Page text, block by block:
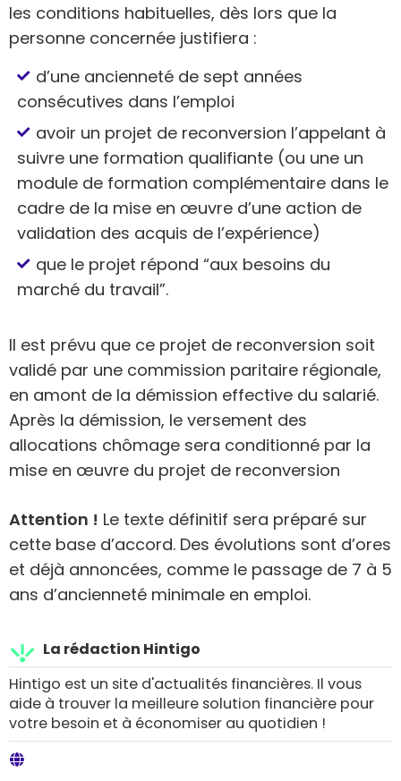
les conditions habituelles, dès lors que la
personne concernée justifiera :
d’une ancienneté de sept années
consécutives dans l’emploi
avoir un projet de reconversion l’appelant à
suivre une formation qualifiante (ou une un
module de formation complémentaire dans le
cadre de la mise en œuvre d’une action de
validation des acquis de l’expérience)
que le projet répond “aux besoins du
marché du travail”.
Il est prévu que ce projet de reconversion soit
validé par une commission paritaire régionale,
en amont de la démission effective du salarié.
Après la démission, le versement des
allocations chômage sera conditionné par la
mise en œuvre du projet de reconversion
Attention ! Le texte définitif sera préparé sur
cette base d’accord. Des évolutions sont d’ores
et déjà annoncées, comme le passage de 7 à 5
ans d’ancienneté minimale en emploi.
La rédaction Hintigo
Hintigo est un site d'actualités financières. Il vous
aide à trouver la meilleure solution financière pour
votre besoin et à économiser au quotidien !